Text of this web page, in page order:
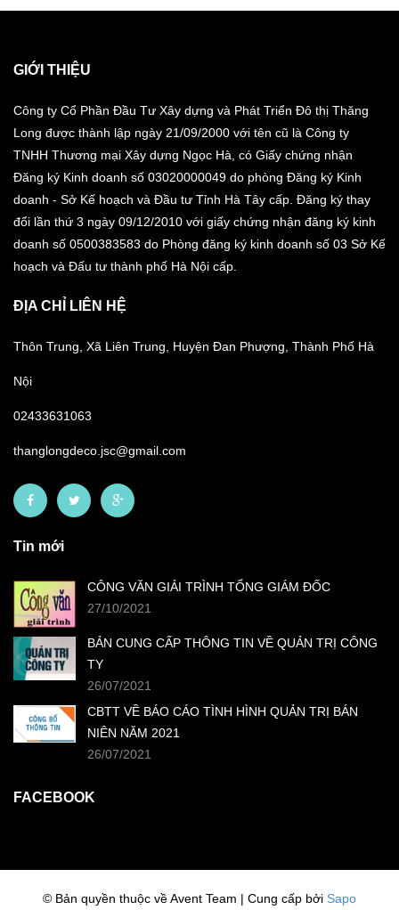
GIỚI THIỆU
Công ty Cổ Phần Đầu Tư Xây dựng và Phát Triển Đô thị Thăng
Long được thành lập ngày 21/09/2000 với tên cũ là Công ty
TNHH Thương mại Xây dựng Ngọc Hà, có Giấy chứng nhận
Đăng ký Kinh doanh số 03020000049 do phòng Đăng ký Kinh
doanh - Sở Kế hoạch và Đầu tư Tỉnh Hà Tây cấp. Đăng ký thay
đổi lần thứ 3 ngày 09/12/2010 với giấy chứng nhận đăng ký kinh
doanh số 0500383583 do Phòng đăng ký kinh doanh số 03 Sở Kế
hoạch và Đấu tư thành phố Hà Nội cấp.
ĐỊA CHỈ LIÊN HỆ
Thôn Trung, Xã Liên Trung, Huyện Đan Phượng, Thành Phố Hà
Nội
02433631063
thanglongdeco.jsc@gmail.com
Tin mới
CÔNG VĂN GIẢI TRÌNH TỔNG GIÁM ĐỐC
27/10/2021
BẢN CUNG CẤP THÔNG TIN VỀ QUẢN TRỊ CÔNG
TY
26/07/2021
CBTT VỀ BÁO CÁO TÌNH HÌNH QUẢN TRỊ BÁN
NIÊN NĂM 2021
26/07/2021
FACEBOOK
© Bản quyền thuộc về Avent Team | Cung cấp bởi Sapo